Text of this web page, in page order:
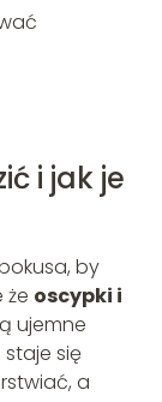
i jak je
by
że oscypki i
ujemne
się
a